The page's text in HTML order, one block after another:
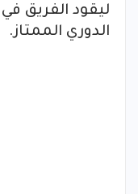
ليقود الفريق في
الدوري الممتاز.